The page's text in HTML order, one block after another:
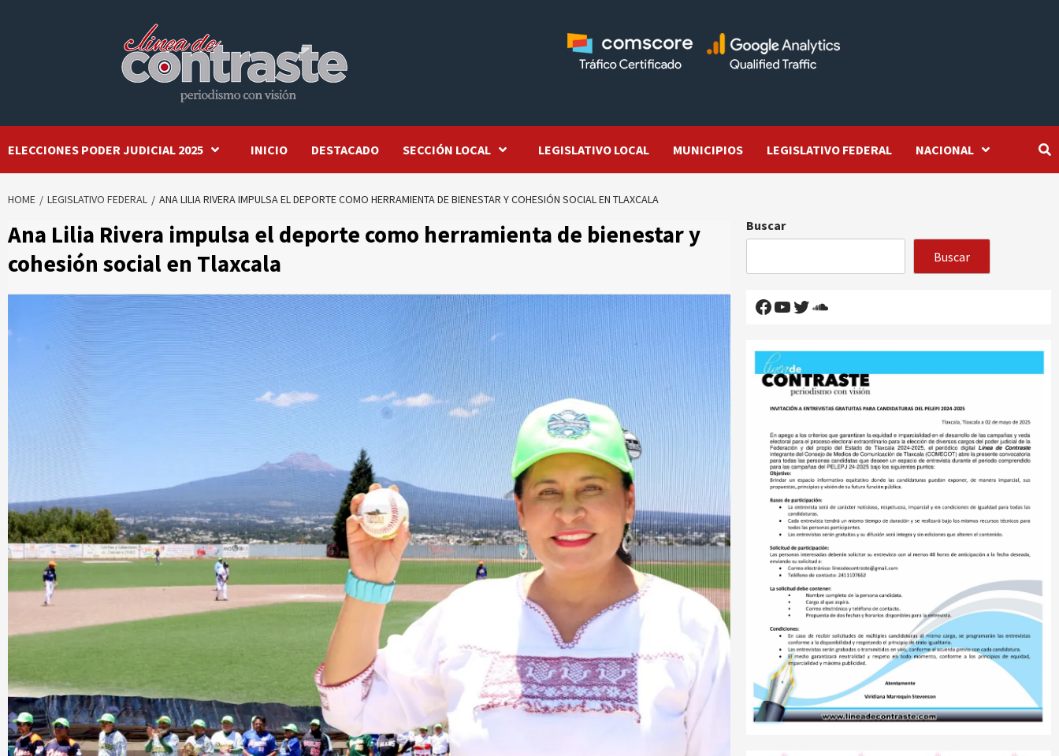
ELECCIONES PODER JUDICIAL 2025 INICIO DESTACADO SECCIÓN LOCAL LEGISLATIVO LOCAL MUNICIPIOS LEGISLATIVO FEDERAL NACIONAL
HOME LEGISLATIVO FEDERAL ANA LILIA RIVERA IMPULSA EL DEPORTE COMO HERRAMIENTA DE BIENESTAR Y COHESIÓN SOCIAL EN TLAXCALA
Ana Lilia Rivera impulsa el deporte como herramienta de bienestar y
cohesión social en Tlaxcala
Buscar
Buscar
Facebook
YouTube
Twitter
SoundCloud